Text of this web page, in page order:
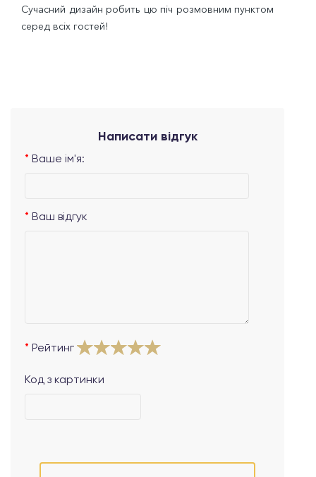
Сучасний дизайн робить цю піч розмовним пунктом
серед всіх гостей!
Написати відгук
Ваше ім'я:
Ваш відгук
Рейтинг
Код з картинки